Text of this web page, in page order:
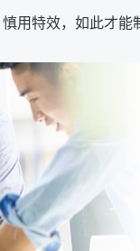
用特效，如此才能